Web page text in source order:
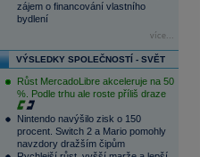
zájem o financování vlastního
bydlení
více...
VÝSLEDKY SPOLEČNOSTÍ - SVĚT
Růst MercadoLibre akceleruje na 50
%. Podle trhu ale roste příliš draze
Nintendo navýšilo zisk o 150
procent. Switch 2 a Mario pomohly
navzdory dražším čipům